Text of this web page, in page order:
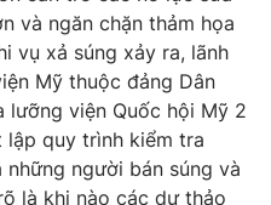
điện tử số 483/GP-BTTTT
Hạnh, Phạm Quốc Thắng,
024.38 355 932
và ngăn chặn thảm họa
vụ xả súng xảy ra, lãnh
Mỹ thuộc đảng Dân
lưỡng viện Quốc hội Mỹ 2
quy trình kiểm tra
người bán súng và
là khi nào các dự thảo